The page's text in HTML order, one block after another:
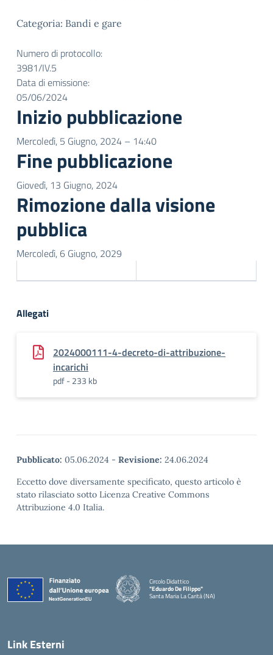
Categoria: Bandi e gare
Numero di protocollo:
3981/IV.5
Data di emissione:
05/06/2024
Inizio pubblicazione
Mercoledì, 5 Giugno, 2024 – 14:40
Fine pubblicazione
Giovedì, 13 Giugno, 2024
Rimozione dalla visione
pubblica
Mercoledì, 6 Giugno, 2029
Allegati
2024000111-4-decreto-di-attribuzione-
incarichi
pdf - 233 kb
Pubblicato: 05.06.2024 - Revisione: 24.06.2024
Eccetto dove diversamente specificato, questo articolo è
stato rilasciato sotto Licenza Creative Commons
Attribuzione 4.0 Italia.
Circolo Didattico
"Eduardo De Filippo"
Santa Maria La Carità (NA)
Link Esterni